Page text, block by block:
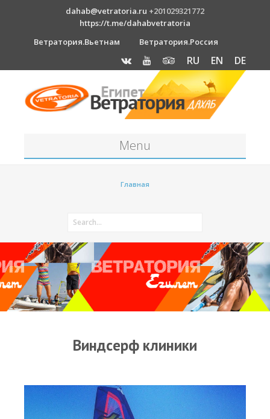
dahab@vetratoria.ru +201029321772
https://t.me/dahabvetratoria
Ветратория.Вьетнам
Ветратория.Россия
RU EN DE
Menu
Как к нам добраться?
Отель Canion
Прогноз погоды
Оборудование
Виртуальный тур Ганет Синай
Дахаб
Главная
Виндсерф клиники